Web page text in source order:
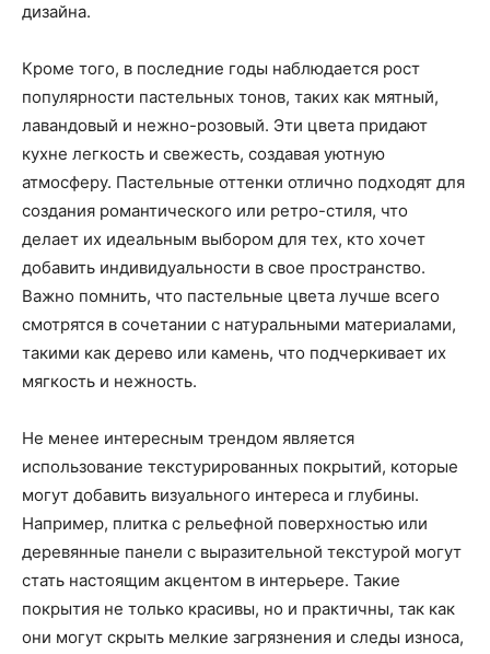
дизайна.
Кроме того, в последние годы наблюдается рост
популярности пастельных тонов, таких как мятный,
лавандовый и нежно-розовый. Эти цвета придают
кухне легкость и свежесть, создавая уютную
атмосферу. Пастельные оттенки отлично подходят для
создания романтического или ретро-стиля, что
делает их идеальным выбором для тех, кто хочет
добавить индивидуальности в свое пространство.
Важно помнить, что пастельные цвета лучше всего
смотрятся в сочетании с натуральными материалами,
такими как дерево или камень, что подчеркивает их
мягкость и нежность.
Не менее интересным трендом является
использование текстурированных покрытий, которые
могут добавить визуального интереса и глубины.
Например, плитка с рельефной поверхностью или
деревянные панели с выразительной текстурой могут
стать настоящим акцентом в интерьере. Такие
покрытия не только красивы, но и практичны, так как
они могут скрыть мелкие загрязнения и следы износа,